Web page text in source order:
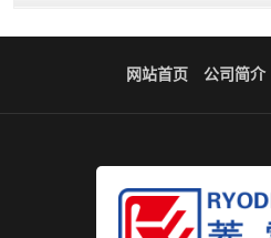
网站首页 公司简介